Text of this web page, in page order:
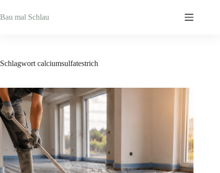
Inhalt
springen
Bau mal Schlau
Schlagwort calciumsulfatestrich